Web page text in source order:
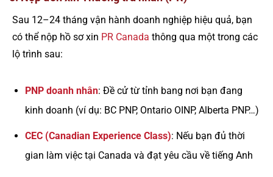
Sau 12–24 tháng vận hành doanh nghiệp hiệu quả, bạn
có thể nộp hồ sơ xin PR Canada thông qua một trong các
lộ trình sau:
PNP doanh nhân: Đề cử từ tỉnh bang nơi bạn đang
kinh doanh (ví dụ: BC PNP, Ontario OINP, Alberta PNP…)
CEC (Canadian Experience Class): Nếu bạn đủ thời
gian làm việc tại Canada và đạt yêu cầu về tiếng Anh